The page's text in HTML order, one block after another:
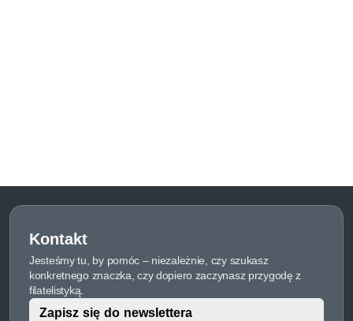
Kontakt
Jesteśmy tu, by pomóc – niezależnie, czy szukasz
konkretnego znaczka, czy dopiero zaczynasz przygodę z
filatelistyką.
Zapisz się do newslettera